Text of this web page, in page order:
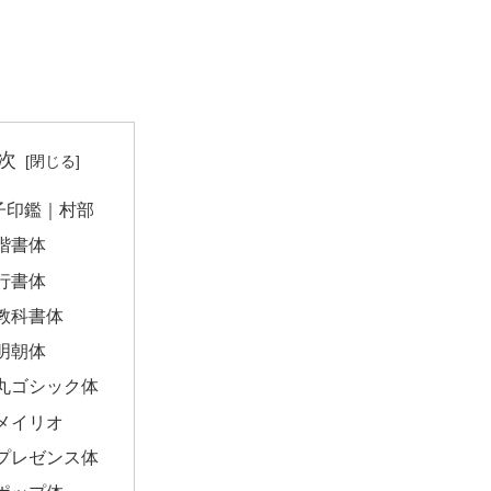
印鑑｜村部
書体
書体
科書体
朝体
ゴシック体
イリオ
レゼンス体